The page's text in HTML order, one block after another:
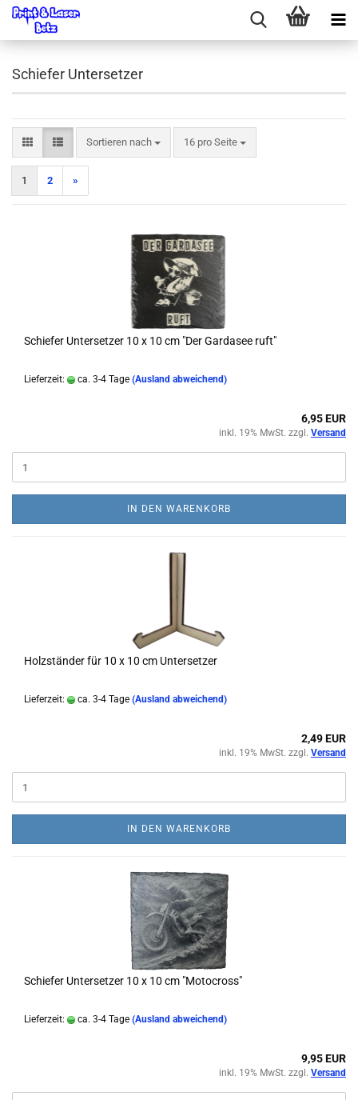
Schiefer Untersetzer
Sortieren nach
Sortieren nach 16 pro Seite
pro Seite
1 2 »
Schiefer Untersetzer 10 x 10 cm "Der Gardasee ruft"
Lieferzeit: ca. 3-4 Tage (Ausland abweichend)
6,95 EUR
inkl. 19% MwSt. zzgl. Versand
IN DEN WARENKORB
Holzständer für 10 x 10 cm Untersetzer
Lieferzeit: ca. 3-4 Tage (Ausland abweichend)
2,49 EUR
inkl. 19% MwSt. zzgl. Versand
IN DEN WARENKORB
Schiefer Untersetzer 10 x 10 cm "Motocross"
Lieferzeit: ca. 3-4 Tage (Ausland abweichend)
9,95 EUR
inkl. 19% MwSt. zzgl. Versand